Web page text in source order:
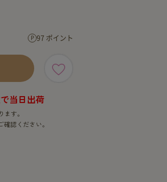
97 ポイント
当日出荷
す。
確認ください。